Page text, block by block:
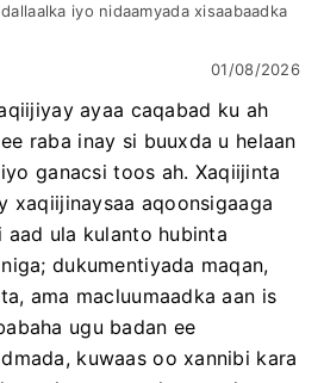
iyo nidaamyada xisaabaadka
01/08/2026
ayaa caqabad ku ah
raba inay si buuxda u helaan
ganacsi toos ah. Xaqiijinta
xaqiijinaysaa aqoonsigaaga
aad ula kulanto hubinta
dukumentiyada maqan,
ama macluumaadka aan is
ugu badan ee
kuwaas oo xannibi kara